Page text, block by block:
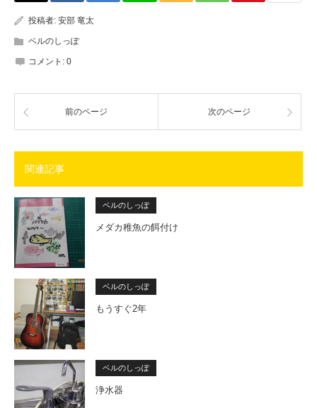
投稿者: 安部 竜太
ベルのしっぽ
コメント: 0
前のページ 次のページ
関連記事
ベルのしっぽ
メダカ稚魚の餌付け
ベルのしっぽ
もうすぐ2年
ベルのしっぽ
浄水器